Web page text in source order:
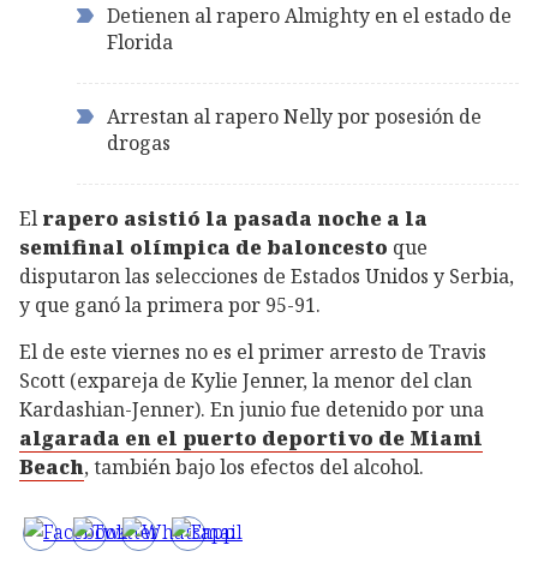
Detienen al rapero Almighty en el estado de
Florida
Arrestan al rapero Nelly por posesión de
drogas
El rapero asistió la pasada noche a la
semifinal olímpica de baloncesto que
disputaron las selecciones de Estados Unidos y Serbia,
y que ganó la primera por 95-91.
El de este viernes no es el primer arresto de Travis
Scott (expareja de Kylie Jenner, la menor del clan
Kardashian-Jenner). En junio fue detenido por una
algarada en el puerto deportivo de Miami
Beach, también bajo los efectos del alcohol.